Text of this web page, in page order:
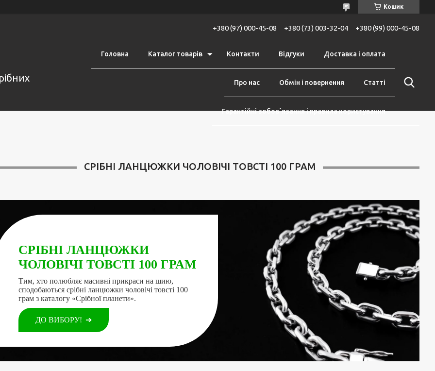
Кошик
+380 (97) 000-45-08 +380 (73) 003-32-04 +380 (99) 000-45-08
Головна Каталог товарів Контакти Відгуки Доставка і оплата
Про нас Обмін і повернення Статті
Гарантійні зобов`язання і правила користування
СРІБНІ ЛАНЦЮЖКИ ЧОЛОВІЧІ ТОВСТІ 100 ГРАМ
СРІБНІ ЛАНЦЮЖКИ
ЧОЛОВІЧІ ТОВСТІ 100 ГРАМ
Тим, хто полюбляє масивні прикраси на шию,
сподобаються срібні ланцюжки чоловічі товсті 100
грам з каталогу «Срібної планети».
ДО ВИБОРУ! ➔